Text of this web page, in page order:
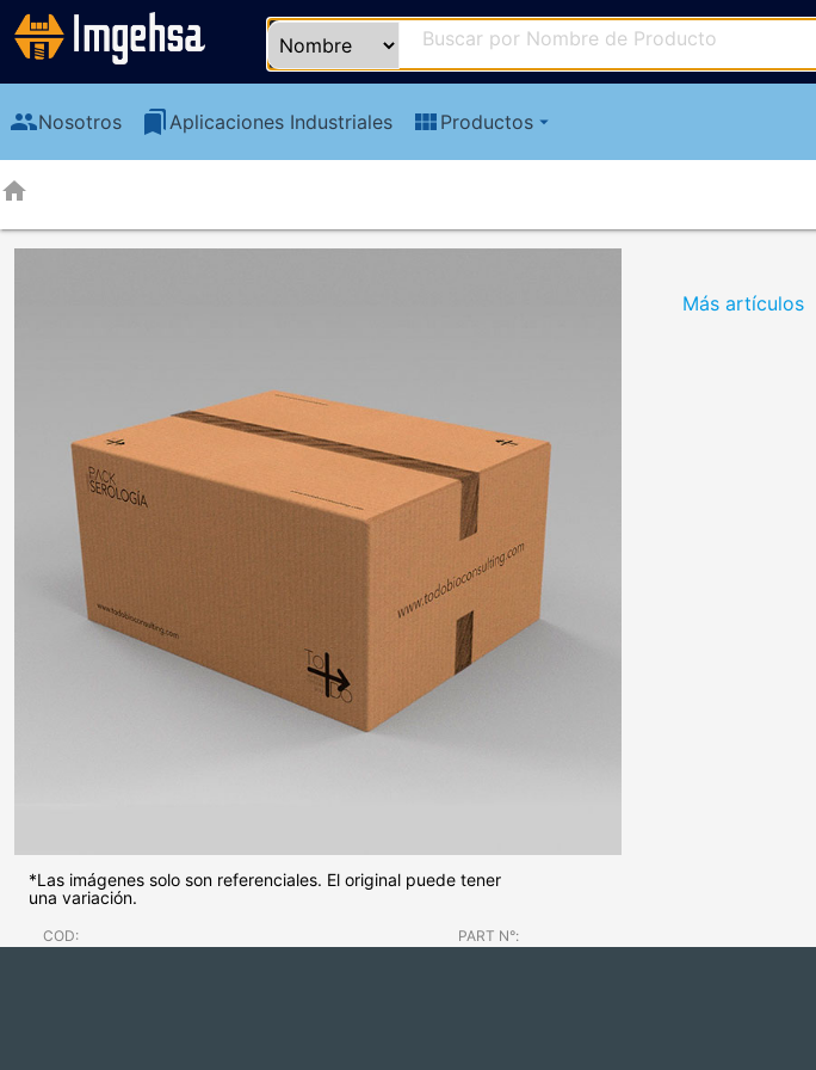
groupNosotros bookmarksAplicaciones Industriales view_module Productos arrow_drop_down
home
*Las imágenes solo son referenciales. El original puede tener
una variación.
COD: PART N°:
Más artículos